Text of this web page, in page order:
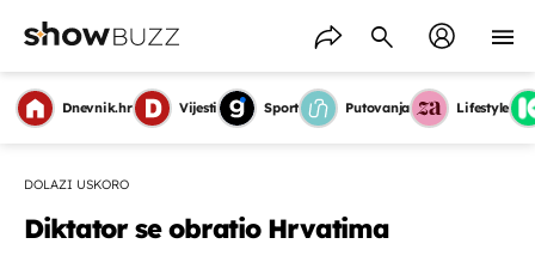
Dnevnik.hr Vijesti Sport Putovanja Lifestyle
DOLAZI USKORO
Diktator se obratio Hrvatima